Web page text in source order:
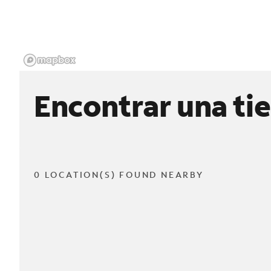
Encontrar una
0 LOCATION(S) FOUND NEARBY